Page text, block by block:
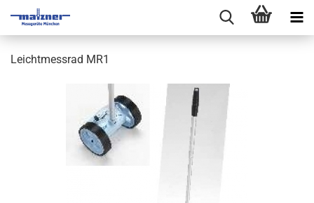
Leichtmessrad MR1